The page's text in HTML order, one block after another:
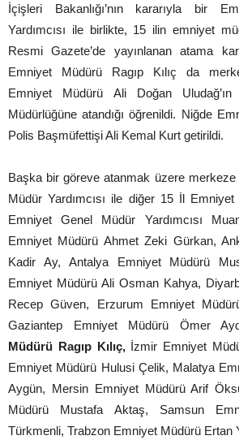
İçişleri Bakanlığı’nın kararıyla bir
Yardımcısı ile birlikte, 15 ilin emniyet
Resmi Gazete’de yayınlanan atama
Emniyet Müdürü Ragıp Kılıç da
Emniyet Müdürü Ali Doğan
Müdürlüğüne atandığı öğrenildi. Niğde
Polis Başmüfettişi Ali Kemal Kurt getirildi.
Başka bir göreve atanmak üzere merkeze
Müdür Yardımcısı ile diğer 15 İl
Emniyet Genel Müdür Yardımcısı
Emniyet Müdürü Ahmet Zeki Gürkan,
Kadir Ay, Antalya Emniyet Müdürü
Emniyet Müdürü Ali Osman Kahya,
Recep Güven, Erzurum Emniyet
Gaziantep Emniyet Müdürü Ömer
Müdürü Ragıp Kılıç,İzmir Emniyet
Emniyet Müdürü Hulusi Çelik, Malatya
Aygün, Mersin Emniyet Müdürü Arif
Müdürü Mustafa Aktaş, Samsun
Türkmenli, Trabzon Emniyet Müdürü Ertan